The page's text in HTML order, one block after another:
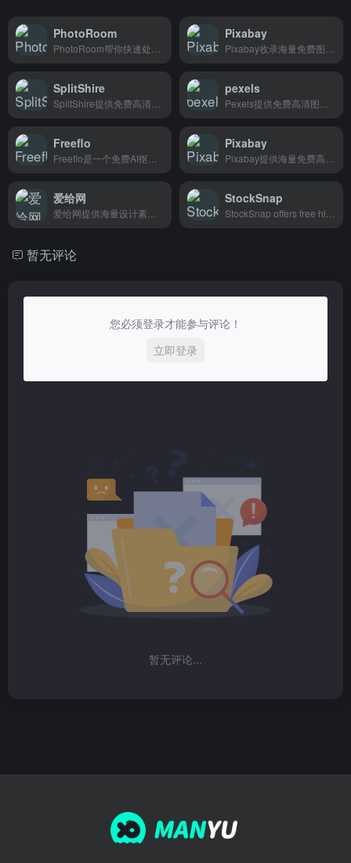
PhotoRoom Pixabay
SplitShire pexels
Freeflo Pixabay
爱给网 StockSnap
暂无评论
您必须登录才能参与评论！
立即登录
暂无评论...